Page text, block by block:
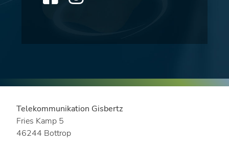
Telekommunikation Gisbertz
Fries Kamp 5
46244 Bottrop